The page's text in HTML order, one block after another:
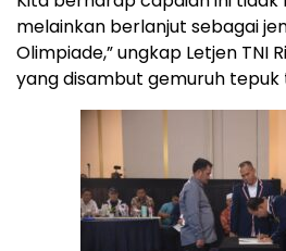
melainkan berlanjut sebagai
Olimpiade,” ungkap Letjen TNI
yang disambut gemuruh tepuk